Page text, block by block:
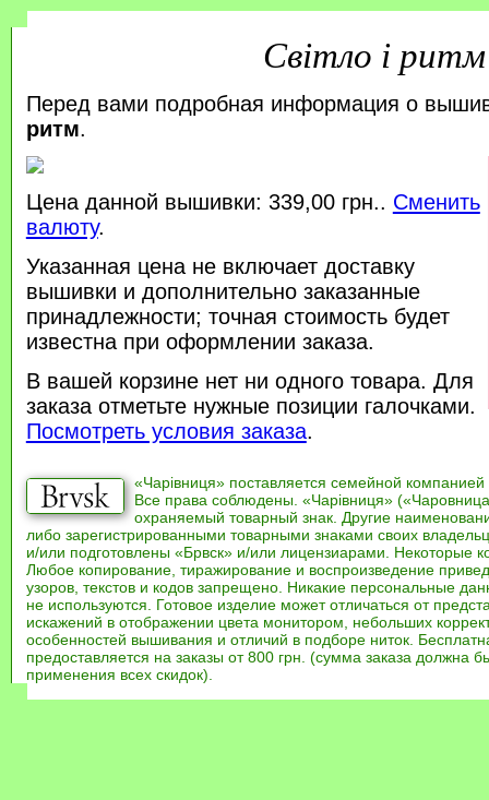
Світло і ритм
Перед вами подробная информация о
ритм.
Цена данной вышивки: 339,00 грн.. Сменить
валюту.
Указанная цена не включает доставку
вышивки и дополнительно заказанные
принадлежности; точная стоимость будет
известна при оформлении заказа.
В вашей корзине нет ни одного товара. Для
заказа отметьте нужные позиции галочками.
Посмотреть условия заказа.
«Чарівниця» поставляется семейной компанией
Все права соблюдены. «Чарівниця»
охраняемый товарный знак. Другие
либо зарегистрированными товарными знаками своих
и/или подготовлены «Брвск» и/или лицензиарами. Некоторые
Любое копирование, тиражирование и воспроизведение
узоров, текстов и кодов запрещено. Никакие персональные
не используются. Готовое изделие может отличаться от
искажений в отображении цвета монитором, небольших
особенностей вышивания и отличий в подборе ниток.
предоставляется на заказы от 800 грн. (сумма заказа должна
применения всех скидок).